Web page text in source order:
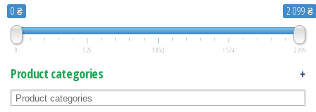
0 ₴ 2 099 ₴
0 525 1 050 1 574 2 099
Product categories +